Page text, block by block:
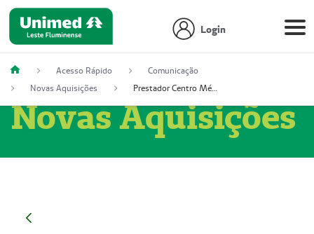
Login
Acesso Rápido
Comunicação
Novas Aquisições
Prestador Centro Médico Vitória Ltda, 51004350-4: Centro Médico Vitória Ltda (Nome Fantasia: Policlínica Master)
Novas Aquisições